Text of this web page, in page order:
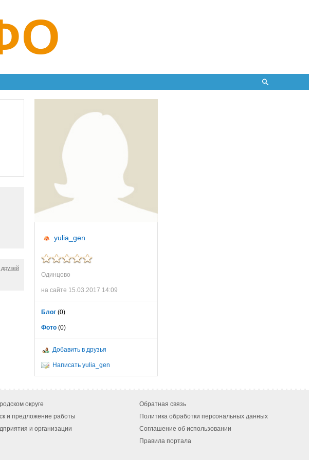
yulia_gen
Одинцово
на сайте 15.03.2017 14:09
Блог (0)
Фото (0)
Добавить в друзья
Написать yulia_gen
округе
и предложение работы
и организации
Обратная связь
Политика обработки персональных данных
Соглашение об использовании
Правила портала